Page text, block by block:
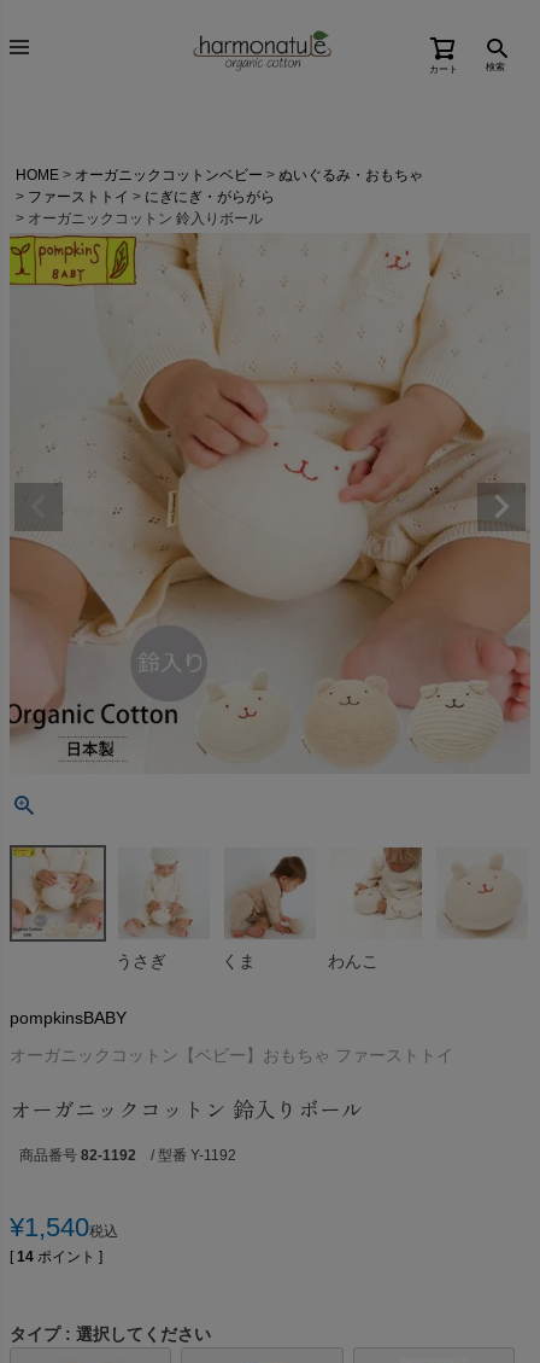
カート 検索
HOME オーガニックコットンベビー
ぬいぐるみ・おもちゃ
ファーストトイ
にぎにぎ・がらがら
オーガニックコットン 鈴入りボール
うさぎ くま わんこ
pompkinsBABY
オーガニックコットン【ベビー】おもちゃ ファーストトイ
オーガニックコットン 鈴入りボール
商品番号 82-1192 / 型番 Y-1192
¥1,540税込
[ 14 ポイント ]
タイプ 選択してください